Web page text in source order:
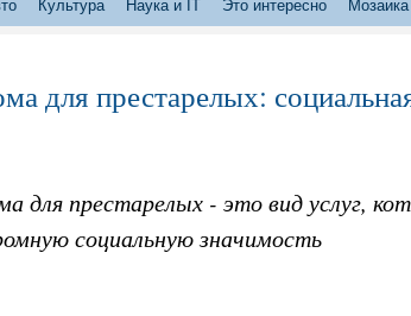
Культура Наука и IT Это интересно
для престарелых:
для престарелых - это вид услуг,
социальную значимость